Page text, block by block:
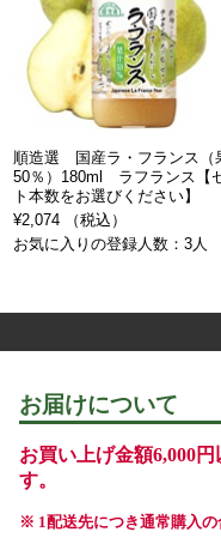
順造選 国産ラ・フランス（
50％）180ml ラフランス【
ト本数をお選びください】
¥2,074 （税込）
お気に入りの登録人数：3人